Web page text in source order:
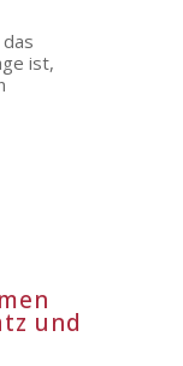
ist,
und